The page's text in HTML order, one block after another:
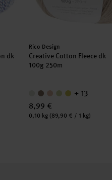
dk
Hersteller:
Rico Design
Creative Cotton Fleece dk
100g 250m
+ 13
8,99 €
Inhalt:
0,10 kg (89,90 € / 1 kg)